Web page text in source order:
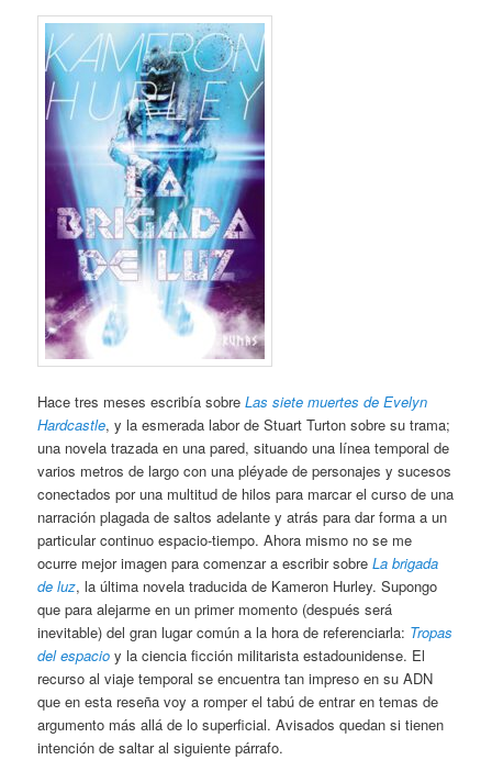
Hace tres meses escribía sobreLas siete muertes de Evelyn
Hardcastle, y la esmerada labor de Stuart Turton sobre su trama;
una novela trazada en una pared, situando una línea temporal de
varios metros de largo con una pléyade de personajes y sucesos
conectados por una multitud de hilos para marcar el curso de una
narración plagada de saltos adelante y atrás para dar forma a un
particular continuo espacio-tiempo. Ahora mismo no se me
ocurre mejor imagen para comenzar a escribir sobreLa brigada
de luz, la última novela traducida de Kameron Hurley. Supongo
que para alejarme en un primer momento (después será
inevitable) del gran lugar común a la hora de referenciarla: Tropas
del espacio y la ciencia ficción militarista estadounidense. El
recurso al viaje temporal se encuentra tan impreso en su ADN
que en esta reseña voy a romper el tabú de entrar en temas de
argumento más allá de lo superficial. Avisados quedan si tienen
intención de saltar al siguiente párrafo.